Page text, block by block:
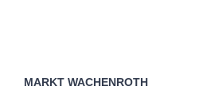
MARKT WACHENROTH